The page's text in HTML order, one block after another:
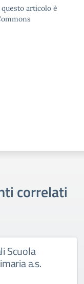
articolo è
correlati
Scuola
a.s.